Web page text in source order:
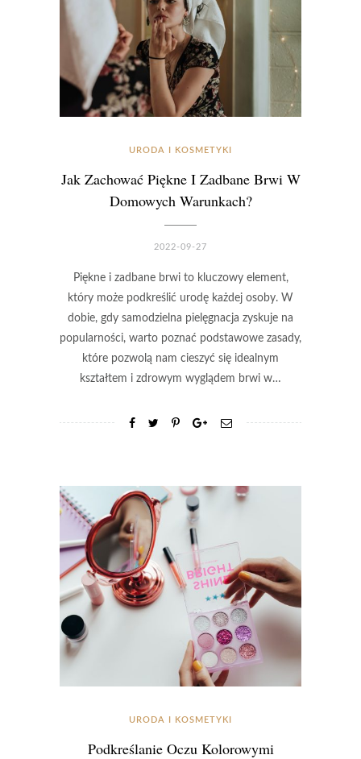
URODA I KOSMETYKI
Jak Zachować Piękne I Zadbane Brwi W
Domowych Warunkach?
2022-09-27
Piękne i zadbane brwi to kluczowy element,
który może podkreślić urodę każdej osoby. W
dobie, gdy samodzielna pielęgnacja zyskuje na
popularności, warto poznać podstawowe zasady,
które pozwolą nam cieszyć się idealnym
kształtem i zdrowym wyglądem brwi w…
URODA I KOSMETYKI
Podkreślanie Oczu Kolorowymi